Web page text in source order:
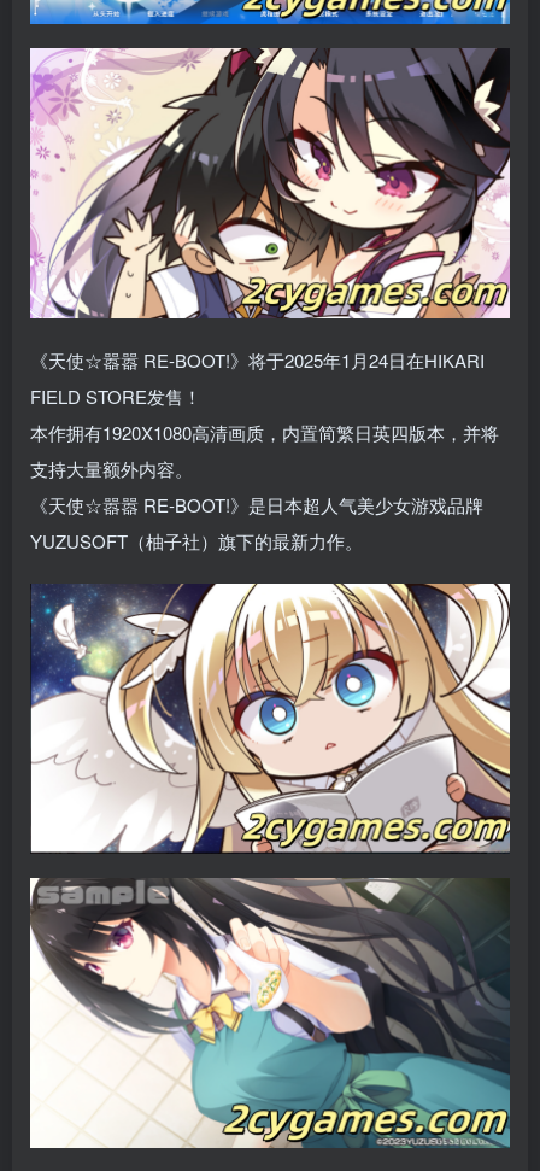
《天使☆嚣嚣 RE-BOOT!》将于2025年1月24日在HIKARI
FIELD STORE发售！
本作拥有1920X1080高清画质，内置简繁日英四版本，并将
支持大量额外内容。
《天使☆嚣嚣 RE-BOOT!》是日本超人气美少女游戏品牌
YUZUSOFT（柚子社）旗下的最新力作。